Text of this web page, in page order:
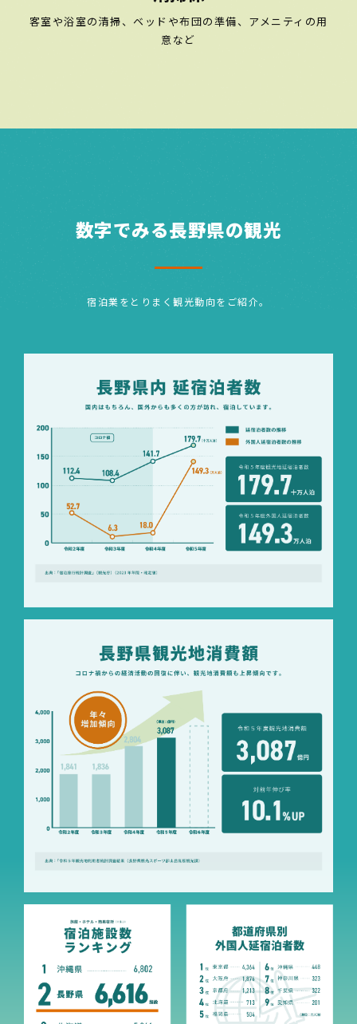
客室や浴室の清掃、ベッドや布団の準備、アメニティの用
意など
数字でみる長野県の観光
宿泊業をとりまく観光動向をご紹介。